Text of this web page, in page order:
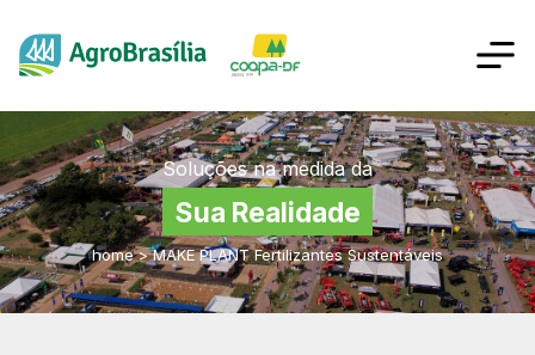
Soluções na medida da
Sua Realidade
home > MAKE PLANT Fertilizantes Sustentáveis